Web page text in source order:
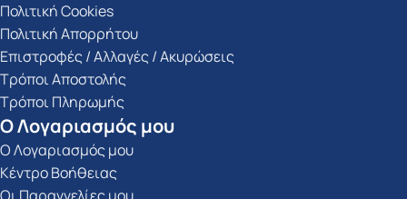
Πολιτική Cookies
Πολιτική Απορρήτου
Επιστροφές / Αλλαγές / Ακυρώσεις
Τρόποι Αποστολής
Τρόποι Πληρωμής
Ο Λογαριασμός μου
Ο Λογαριασμός μου
Κέντρο Βοήθειας